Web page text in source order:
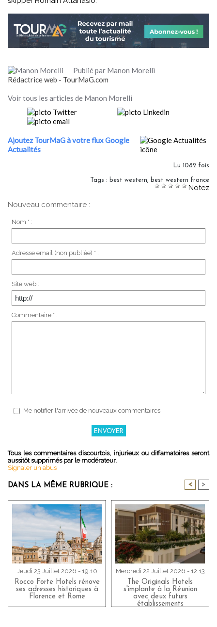
Publié par Manon Morelli
Rédactrice web - TourMaG.com
Voir tous les articles de Manon Morelli
Ajoutez TourMaG à votre flux Google
Actualités
Lu 1082 fois
Tags : best western, best western france
Notez
Nouveau commentaire :
Nom * :
Adresse email (non publiée) * :
Site web :
Commentaire * :
Me notifier l'arrivée de nouveaux commentaires
Tous les commentaires discourtois, injurieux ou diffamatoires seront
aussitôt supprimés par le modérateur.
Signaler un abus
DANS LA MÊME RUBRIQUE : < >
Jeudi 23 Juillet 2026 - 19:10
Rocco Forte Hotels rénove
ses adresses historiques à
Florence et Rome
Mercredi 22 Juillet 2026 - 12:13
The Originals Hotels
s'implante à la Réunion
avec deux futurs
établissements